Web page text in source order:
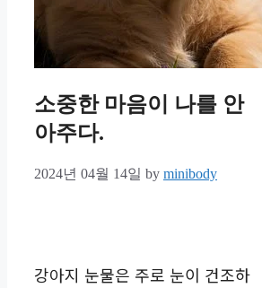
소중한 마음이 나를 안
아주다.
2024년 04월 14일 by minibody
강아지 눈물은 주로 눈이 건조하